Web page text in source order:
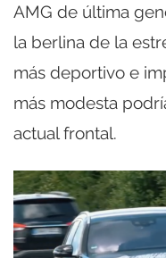
AMG de última
la berlina de la
más deportivo e
más modesta
actual frontal.